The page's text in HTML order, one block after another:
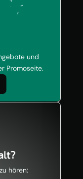
und
Promoseite.
hören: